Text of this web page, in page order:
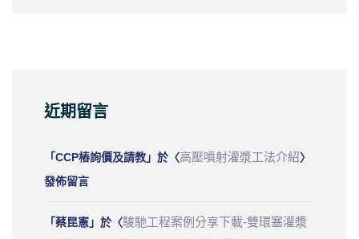
近期留言
「CCP樁詢價及請教」於〈高壓噴射灌漿工法介紹〉
發佈留言
「蔡昆憲」於〈駿馳工程案例分享下載-雙環塞灌漿